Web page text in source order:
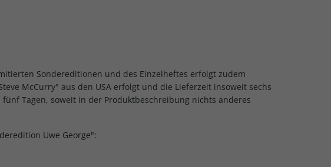
Sondereditionen und des Einzelheftes erfolgt zudem
McCurry" aus den USA erfolgt und die Lieferzeit insoweit sechs
Tagen, soweit in der Produktbeschreibung nichts anderes
Uwe George":